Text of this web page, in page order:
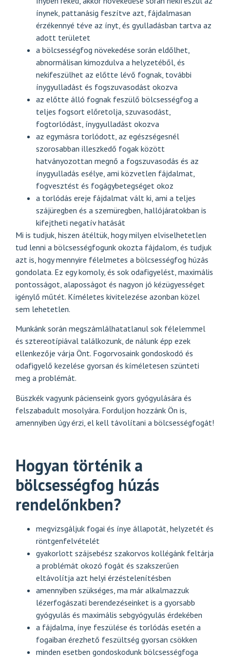
ínynek, pattanásig feszítve azt, fájdalmasan
érzékennyé téve az ínyt, és gyulladásban tartva az
adott területet
a bölcsességfog növekedése során eldőlhet,
abnormálisan kimozdulva a helyzetéből, és
nekifeszülhet az előtte lévő fognak, további
ínygyulladást és fogszuvasodást okozva
az előtte álló fognak feszülő bölcsességfog a
teljes fogsort előretolja, szuvasodást,
fogtorlódást, ínygyulladást okozva
az egymásra torlódott, az egészségesnél
szorosabban illeszkedő fogak között
hatványozottan megnő a fogszuvasodás és az
ínygyulladás esélye, ami közvetlen fájdalmat,
fogvesztést és fogágybetegséget okoz
a torlódás ereje fájdalmat vált ki, ami a teljes
szájüregben és a szemüregben, hallójáratokban is
kifejtheti negatív hatását
Mi is tudjuk, hiszen átéltük, hogy milyen elviselhetetlen
tud lenni a bölcsességfogunk okozta fájdalom, és tudjuk
azt is, hogy mennyire félelmetes a bölcsességfog húzás
gondolata. Ez egy komoly, és sok odafigyelést, maximális
pontosságot, alaposságot és nagyon jó kézügyességet
igénylő műtét. Kíméletes kivitelezése azonban közel
sem lehetetlen.
Munkánk során megszámlálhatatlanul sok félelemmel
és sztereotípiával találkozunk, de nálunk épp ezek
ellenkezője várja Önt. Fogorvosaink gondoskodó és
odafigyelő kezelése gyorsan és kíméletesen szünteti
meg a problémát.
Büszkék vagyunk pácienseink gyors gyógyulására és
felszabadult mosolyára. Forduljon hozzánk Ön is,
amennyiben úgy érzi, el kell távolítani a bölcsességfogát!
Hogyan történik a
bölcsességfog húzás
rendelőnkben?
megvizsgáljuk fogai és ínye állapotát, helyzetét és
röntgenfelvételét
gyakorlott szájsebész szakorvos kollégánk feltárja
a problémát okozó fogát és szakszerűen
eltávolítja azt helyi érzéstelenítésben
amennyiben szükséges, ma már alkalmazzuk
lézerfogászati berendezéseinket is a gyorsabb
gyógyulás és maximális sebgyógyulás érdekében
a fájdalma, ínye feszülése és torlódás esetén a
fogaiban érezhető feszültség gyorsan csökken
minden esetben gondoskodunk bölcsességfoga